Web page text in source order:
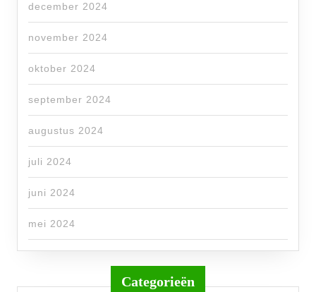
december 2024
november 2024
oktober 2024
september 2024
augustus 2024
juli 2024
juni 2024
mei 2024
Categorieën